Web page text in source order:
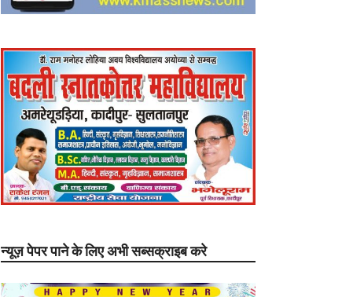
न्यूज़ पेपर पाने के लिए अभी सब्सक्राइब करे